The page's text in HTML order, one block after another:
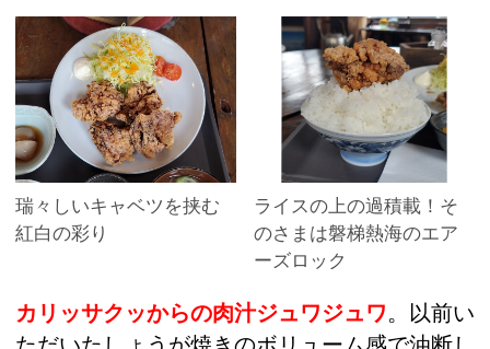
瑞々しいキャベツを挟む
紅白の彩り
ライスの上の過積載！そ
のさまは磐梯熱海のエア
ーズロック
カリッサクッからの肉汁ジュワジュワ。以前い